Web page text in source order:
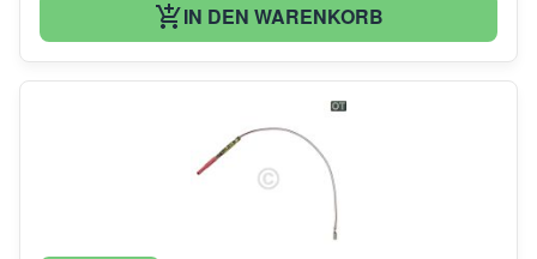
IN DEN WARENKORB